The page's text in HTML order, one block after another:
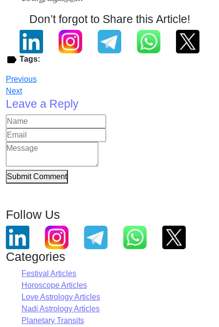
Don’t forgot to Share this Article!
Tags:
Previous
Next
Leave a Reply
Submit Comment
Follow Us
Categories
Festival Articles
Horoscope Articles
Love Astrology Articles
Nadi Astrology Articles
Planetary Transits